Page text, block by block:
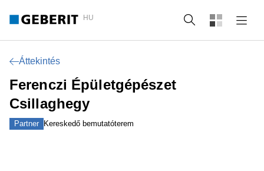
HU Keresés
Áttekintés
Ferenczi Épületgépészet
Csillaghegy
Partner Kereskedő bemutatóterem